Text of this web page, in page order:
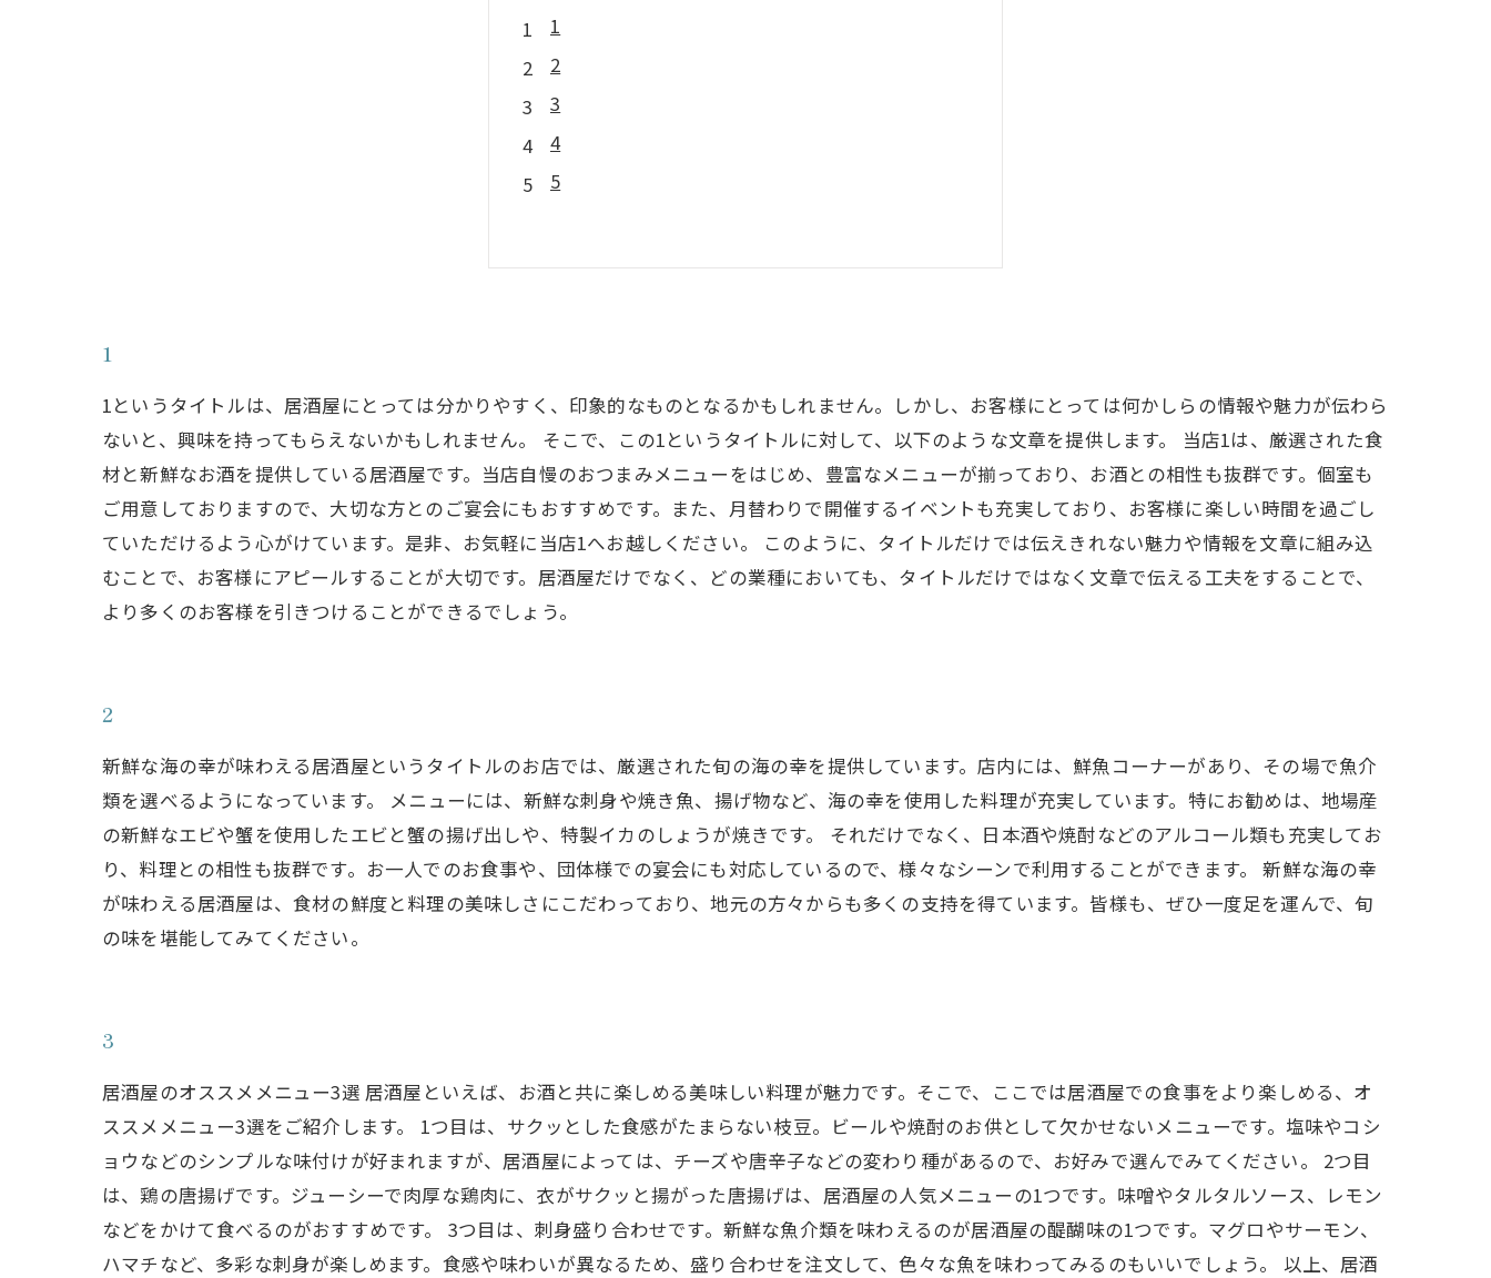
1
2
3
4
5
1
1というタイトルは、居酒屋にとっては分かりやすく、印象的なものとなるかもしれません。しかし、お客様にとっては何かしらの情報や魅力が伝わら
ないと、興味を持ってもらえないかもしれません。 そこで、この1というタイトルに対して、以下のような文章を提供します。 当店1は、厳選された食
材と新鮮なお酒を提供している居酒屋です。当店自慢のおつまみメニューをはじめ、豊富なメニューが揃っており、お酒との相性も抜群です。個室も
ご用意しておりますので、大切な方とのご宴会にもおすすめです。また、月替わりで開催するイベントも充実しており、お客様に楽しい時間を過ごし
ていただけるよう心がけています。是非、お気軽に当店1へお越しください。 このように、タイトルだけでは伝えきれない魅力や情報を文章に組み込
むことで、お客様にアピールすることが大切です。居酒屋だけでなく、どの業種においても、タイトルだけではなく文章で伝える工夫をすることで、
より多くのお客様を引きつけることができるでしょう。
2
新鮮な海の幸が味わえる居酒屋というタイトルのお店では、厳選された旬の海の幸を提供しています。店内には、鮮魚コーナーがあり、その場で魚介
類を選べるようになっています。 メニューには、新鮮な刺身や焼き魚、揚げ物など、海の幸を使用した料理が充実しています。特にお勧めは、地場産
の新鮮なエビや蟹を使用したエビと蟹の揚げ出しや、特製イカのしょうが焼きです。 それだけでなく、日本酒や焼酎などのアルコール類も充実してお
り、料理との相性も抜群です。お一人でのお食事や、団体様での宴会にも対応しているので、様々なシーンで利用することができます。 新鮮な海の幸
が味わえる居酒屋は、食材の鮮度と料理の美味しさにこだわっており、地元の方々からも多くの支持を得ています。皆様も、ぜひ一度足を運んで、旬
の味を堪能してみてください。
3
居酒屋のオススメメニュー3選 居酒屋といえば、お酒と共に楽しめる美味しい料理が魅力です。そこで、ここでは居酒屋での食事をより楽しめる、オ
ススメメニュー3選をご紹介します。 1つ目は、サクッとした食感がたまらない枝豆。ビールや焼酎のお供として欠かせないメニューです。塩味やコシ
ョウなどのシンプルな味付けが好まれますが、居酒屋によっては、チーズや唐辛子などの変わり種があるので、お好みで選んでみてください。 2つ目
は、鶏の唐揚げです。ジューシーで肉厚な鶏肉に、衣がサクッと揚がった唐揚げは、居酒屋の人気メニューの1つです。味噌やタルタルソース、レモン
などをかけて食べるのがおすすめです。 3つ目は、刺身盛り合わせです。新鮮な魚介類を味わえるのが居酒屋の醍醐味の1つです。マグロやサーモン、
ハマチなど、多彩な刺身が楽しめます。食感や味わいが異なるため、盛り合わせを注文して、色々な魚を味わってみるのもいいでしょう。 以上、居酒